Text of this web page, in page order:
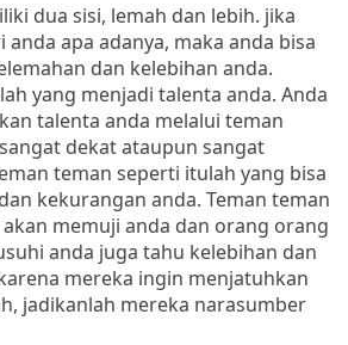
dua sisi, lemah dan lebih. jika
apa adanya, maka anda bisa
dan kelebihan anda.
yang menjadi talenta anda. Anda
talenta anda melalui teman
dekat ataupun sangat
teman seperti itulah yang bisa
kekurangan anda. Teman teman
memuji anda dan orang orang
anda juga tahu kelebihan dan
mereka ingin menjatuhkan
jadikanlah mereka narasumber